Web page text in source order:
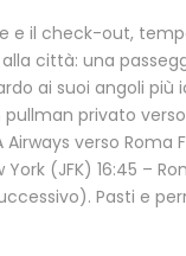
e il check-out,
città: una
ai suoi angoli più
privato
verso Roma
(JFK) 16:45 –
Pasti e